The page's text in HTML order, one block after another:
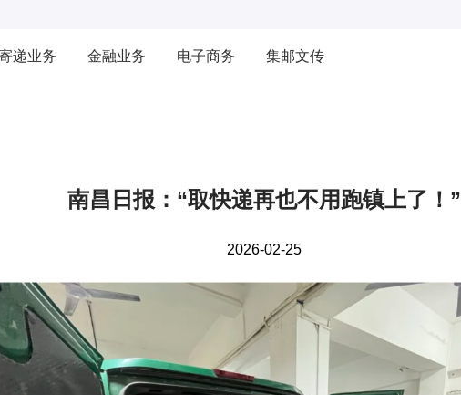
递业务 金融业务 电子商务 集邮文传
南昌日报：“取快递再也不用跑镇上了！”
2026-02-25